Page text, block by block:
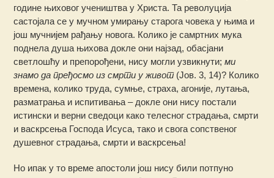
године њиховог учеништва у Христа. Та револуција
састојала се у мучном умирању старога човека у њима и
још мучнијем рађању новога. Колико је самртних мука
поднела душа њихова докле они најзад, обасјани
светлошћу и препорођени, нису могли узвикнути;ми
знамо да пређосмо из смрти у живот(Јов. 3, 14)? Колико
времена, колико труда, сумње, страха, агоније, лутања,
разматрања и испитивања – докле они нису постали
истински и верни сведоци како телесног страдања, смрти
и васкрсења Господа Исуса, тако и свога сопственог
душевног страдања, смрти и васкрсења!
Но ипак у то време апостоли још нису били потпуно